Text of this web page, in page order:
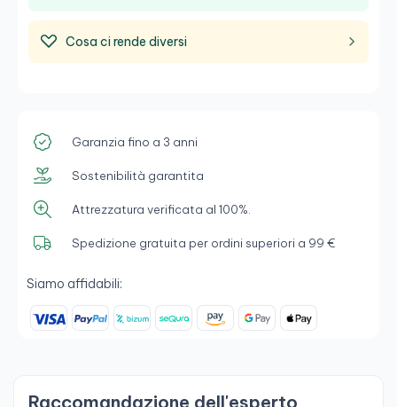
Cosa ci rende diversi
Garanzia fino a 3 anni
Sostenibilità garantita
Attrezzatura verificata al 100%.
Spedizione gratuita per ordini superiori a 99 €
Siamo affidabili:
Raccomandazione dell'esperto